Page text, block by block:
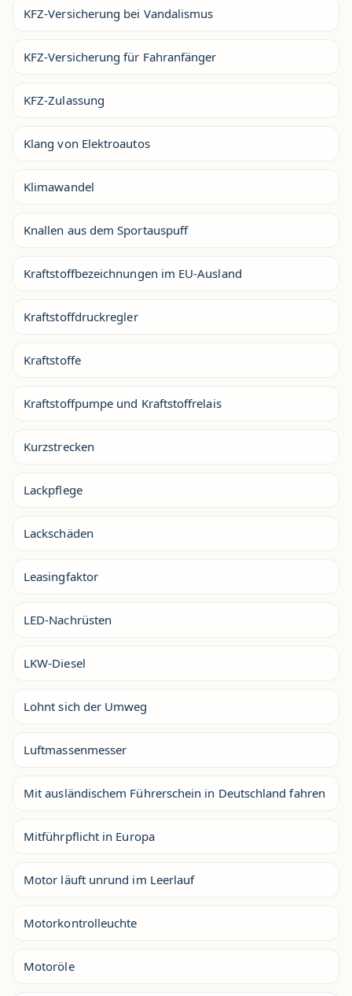
KFZ-Versicherung bei Vandalismus
KFZ-Versicherung für Fahranfänger
KFZ-Zulassung
Klang von Elektroautos
Klimawandel
Knallen aus dem Sportauspuff
Kraftstoffbezeichnungen im EU-Ausland
Kraftstoffdruckregler
Kraftstoffe
Kraftstoffpumpe und Kraftstoffrelais
Kurzstrecken
Lackpflege
Lackschäden
Leasingfaktor
LED-Nachrüsten
LKW-Diesel
Lohnt sich der Umweg
Luftmassenmesser
Mit ausländischem Führerschein in Deutschland fahren
Mitführpflicht in Europa
Motor läuft unrund im Leerlauf
Motorkontrolleuchte
Motoröle